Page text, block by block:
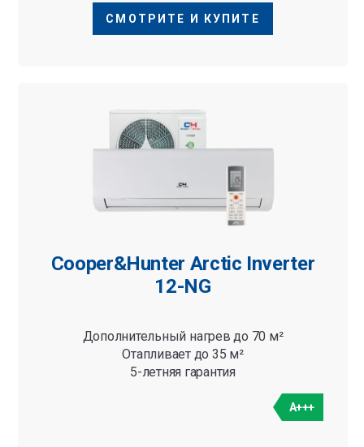
СМОТРИТЕ И КУПИТЕ
Cooper&Hunter Arctic Inverter
12-NG
Дополнительный нагрев до 70 м²
Отапливает до 35 м²
5-летняя гарантия
A+++